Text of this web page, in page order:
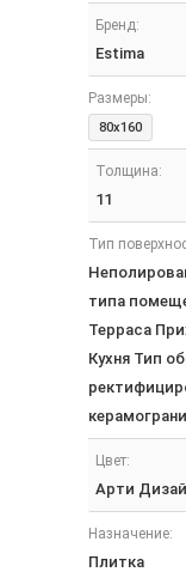
Бренд:
Estima
Размеры:
80x160
Толщина:
11
Тип
типа
Терраса
Кухня Тип
Цвет:
Арти
Назначение:
Плитка